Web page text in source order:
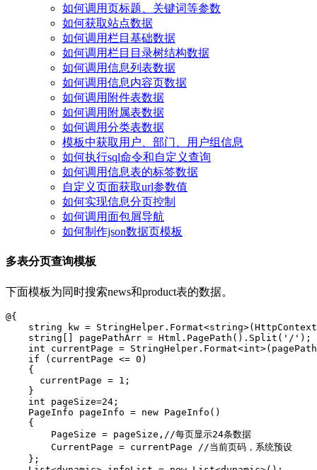
如何调用页标题、关键词等参数
如何获取站点数据
如何调用栏目基础数据
如何调用栏目目录树结构数据
如何调用信息列表数据
如何调用信息内容页数据
如何调用附件表数据
如何调用附属表数据
如何调用分类表数据
模板中获取用户、部门、用户组信息
如何执行sql命令和自定义查询
如何调用信息表的标签数据
自定义页面获取url参数值
如何实现信息分页控制
如何调用面包屑导航
如何制作json数据页模板
多表分页查询模板
下面模板为同时搜索news和product表的数据。
@{
string kw =
string[] pagePathArr = Html.PagePath().Split('/');
int currentPage =
if (currentPage <= 0)
{
currentPage = 1;
}
int pageSize=24;
PageInfo pageInfo = new PageInfo()
{
PageSize = pageSize,//每页显示24条数据
CurrentPage = currentPage //当前页码，系统预设
};